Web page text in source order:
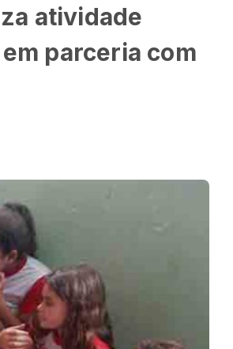
atividade
parceria com